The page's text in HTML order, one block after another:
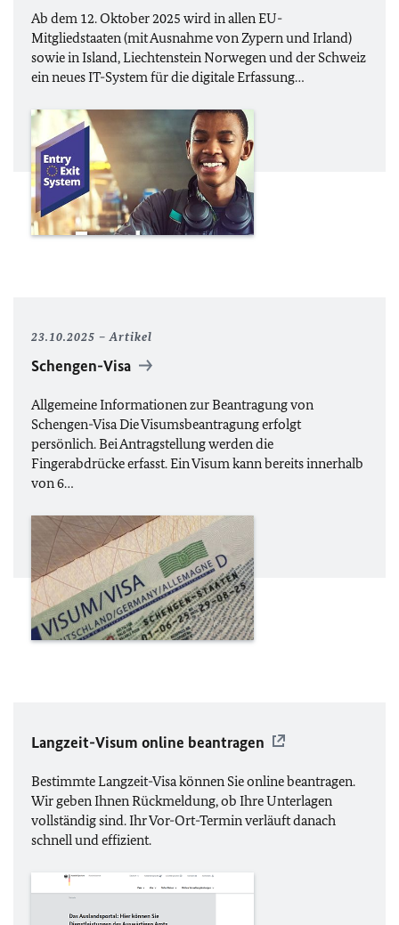
Ab dem 12. Oktober 2025 wird in allenEU-
Mitgliedstaaten (mit Ausnahme von Zypern und Irland)
sowie in Island, Liechtenstein Norwegen und der Schweiz
ein neues IT-System für die digitale Erfassung…
23.10.2025 Artikel
Schengen-Visa
Allgemeine Informationen zur Beantragung von
Schengen-Visa Die Visumsbeantragung erfolgt
persönlich. Bei Antragstellung werden die
Fingerabdrücke erfasst. Ein Visum kann bereits innerhalb
von 6…
Langzeit-Visum online beantragen
Bestimmte Langzeit-Visa können Sie online beantragen.
Wir geben Ihnen Rückmeldung, ob Ihre Unterlagen
vollständig sind. Ihr Vor-Ort-Termin verläuft danach
schnell und effizient.